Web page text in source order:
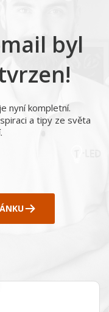
byl
nyní kompletní.
a tipy ze světa